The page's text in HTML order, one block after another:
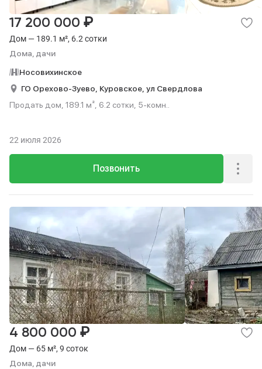
Дом — 189.1 м², 6.2 сотки
Дома, дачи
17 200 000 ₽
Носовихинское
ГО Орехово-Зуево, Куровское, ул Свердлова
Продать дом, 189.1 м², 6.2 сотки, 5-комн..
Позвонить
22 июля 2026
Дом — 65 м², 9 соток
Дома, дачи
4 800 000 ₽